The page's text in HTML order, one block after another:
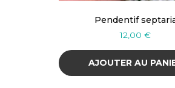
Pendentif
12,00€
AJOUTER AU